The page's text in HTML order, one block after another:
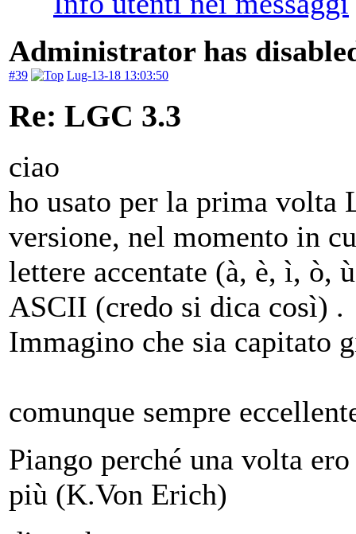
Administrator has
#39 Lug-13-18 13:03:50
Re: LGC 3.3
ciao
ho usato per la prima volta
versione, nel momento in
lettere accentate (à, è, ì, ò,
ASCII (credo si dica così) .
Immagino che sia capitato
comunque sempre
Piango perché una volta
più (K.Von Erich)